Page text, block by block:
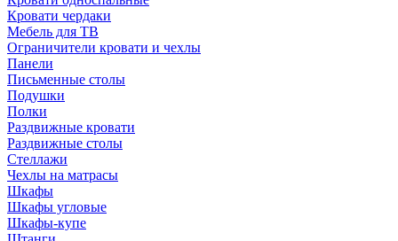
Кровати чердаки
Мебель для ТВ
Ограничители кровати и чехлы
Панели
Письменные столы
Подушки
Полки
Раздвижные кровати
Раздвижные столы
Стеллажи
Чехлы на матрасы
Шкафы
Шкафы угловые
Шкафы-купе